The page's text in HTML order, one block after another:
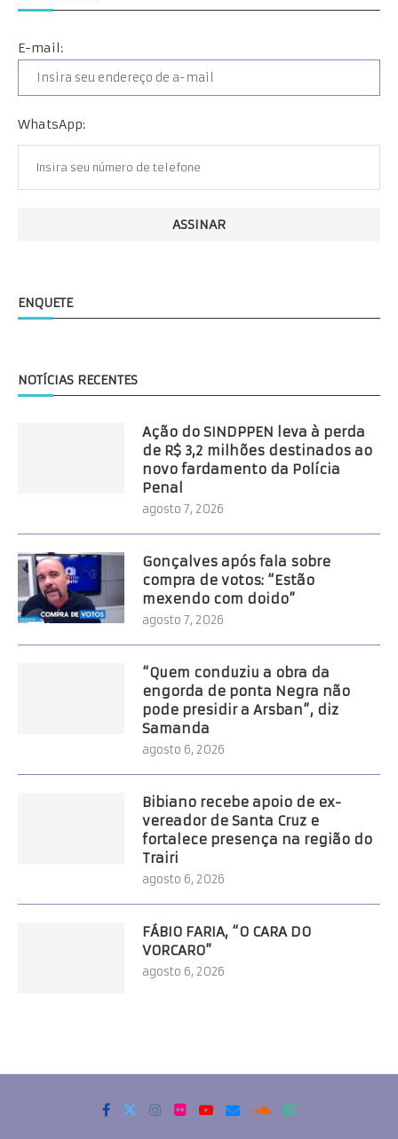
E-mail:
WhatsApp:
ENQUETE
NOTÍCIAS RECENTES
Ação do SINDPPEN leva à perda
de R$ 3,2 milhões destinados ao
novo fardamento da Polícia
Penal
agosto 7, 2026
Gonçalves após fala sobre
compra de votos: “Estão
mexendo com doido”
agosto 7, 2026
“Quem conduziu a obra da
engorda de ponta Negra não
pode presidir a Arsban”, diz
Samanda
agosto 6, 2026
Bibiano recebe apoio de ex-
vereador de Santa Cruz e
fortalece presença na região do
Trairi
agosto 6, 2026
FÁBIO FARIA, “O CARA DO
VORCARO”
agosto 6, 2026